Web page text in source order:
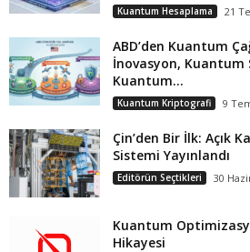
Kuantum Hesaplama 21
ABD’den Kuantum
İnovasyon, Kuantum
Kuantum...
Kuantum Kriptografi 9
Çin’den Bir İlk: Açık
Sistemi Yayınlandı
Editörün Seçtikleri 30
Kuantum
Hikayesi